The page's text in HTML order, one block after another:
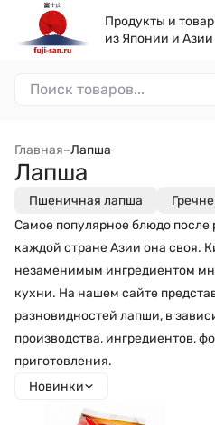
Продукты и
из Японии и Азии
Главная–Лапша
Лапша
Пшеничная лапша
Самое популярное блюдо после
каждой стране Азии она своя.
незаменимым ингредиентом
кухни. На нашем сайте
разновидностей лапши, в
производства, ингредиентов,
приготовления.
Новинки